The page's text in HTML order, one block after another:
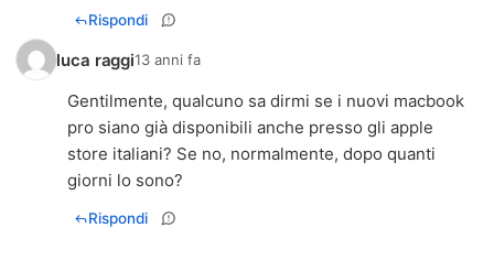
Rispondi
luca raggi13 anni fa
Gentilmente, qualcuno sa dirmi se i nuovi macbook
pro siano già disponibili anche presso gli apple
store italiani? Se no, normalmente, dopo quanti
giorni lo sono?
Rispondi